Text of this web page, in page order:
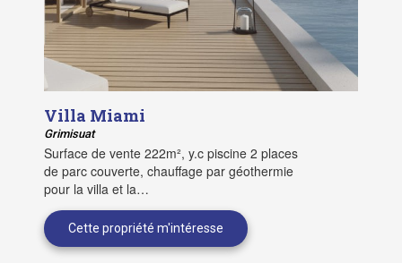
Villa Miami
Grimisuat
Surface de vente 222m², y.c piscine 2 places
de parc couverte, chauffage par géothermie
pour la villa et la…